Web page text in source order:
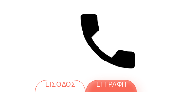
ΕΊΣΟΔΟΣ ΕΓΓΡΑΦΉ